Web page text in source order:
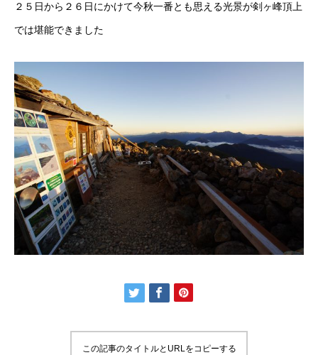
２５日から２６日にかけて今秋一番とも思える光景が剣ヶ峰頂上
では堪能できました
この記事のタイトルとURLをコピーする